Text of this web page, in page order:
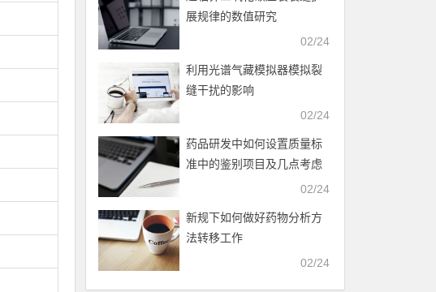
展规律的数值研究
02/24
利用光谱气藏模拟器模拟裂
缝干扰的影响
02/24
药品研发中如何设置质量标
准中的鉴别项目及几点考虑
02/24
新规下如何做好药物分析方
法转移工作
02/24